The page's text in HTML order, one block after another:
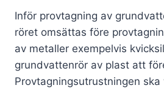
Inför provtagning av
röret omsättas före
av metaller exempelvis
grundvattenrör av plast att
Provtagningsutrustningen